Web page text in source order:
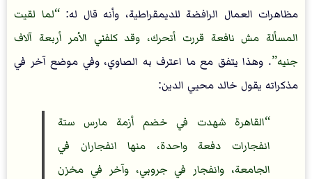
مظاهرات العمال الرافضة للديمقراطية، وأنه قال له: لما لقيت
المسألة مش نافعة قررت أتحرك، وقد كلفني الأمر أربعة آلاف
جنيه . وهذا يتفق مع ما اعترف به الصاوي، وفي موضع آخر في
مذكراته يقول خالد محيي الدين:
القاهرة شهدت في خضم أزمة مارس ستة
انفجارات دفعة واحدة، منها انفجاران في
الجامعة، وانفجار في جروبي، وآخر في مخزن